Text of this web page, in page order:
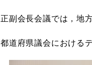
正副会長会議では，地
都道府県議会における